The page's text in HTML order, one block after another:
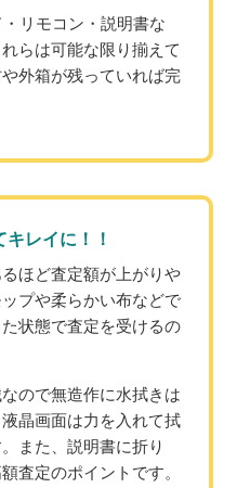
リモコン・説明書な
らは可能な限り揃えて
外箱が残っていれば完
レイに！！
ほど査定額が上がりや
プや柔らかい布などで
状態で査定を受けるの
ので無造作に水拭きは
晶画面は力を入れて拭
また、説明書に折り
査定のポイントです。